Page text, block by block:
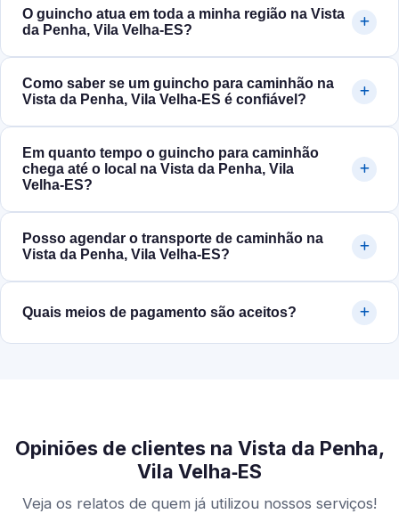
O guincho atua em toda a minha região na Vista
da Penha, Vila Velha‑ES?
Como saber se um guincho para caminhão na
Vista da Penha, Vila Velha‑ES é confiável?
Em quanto tempo o guincho para caminhão
chega até o local na Vista da Penha, Vila
Velha‑ES?
Posso agendar o transporte de caminhão na
Vista da Penha, Vila Velha‑ES?
Quais meios de pagamento são aceitos?
Opiniões de clientes na Vista da Penha,
Vila Velha‑ES
Veja os relatos de quem já utilizou nossos serviços!